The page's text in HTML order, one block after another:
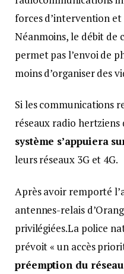
forces d’intervention et
Néanmoins, le débit de
permet pas l’envoi de
moins d’organiser des
Si les communications
réseaux radio hertziens
système s’appuiera
leurs réseaux 3G et 4G.
Après avoir remporté
antennes-relais
privilégiées.La police
prévoit « un accès
préemption du